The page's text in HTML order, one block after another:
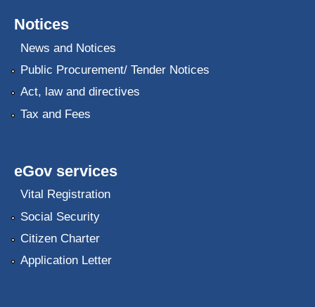
Notices
News and Notices
Public Procurement/ Tender Notices
Act, law and directives
Tax and Fees
eGov services
Vital Registration
Social Security
Citizen Charter
Application Letter